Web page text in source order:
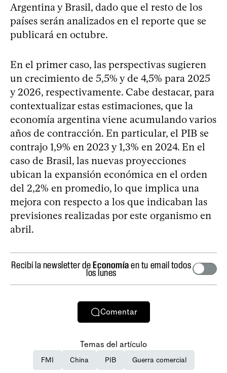
Argentina y Brasil, dado que el resto de los
países serán analizados en el reporte que se
publicará en octubre.
En el primer caso, las perspectivas sugieren
un crecimiento de 5,5% y de 4,5% para 2025
y 2026, respectivamente. Cabe destacar, para
contextualizar estas estimaciones, que la
economía argentina viene acumulando varios
años de contracción. En particular, el PIB se
contrajo 1,9% en 2023 y 1,3% en 2024. En el
caso de Brasil, las nuevas proyecciones
ubican la expansión económica en el orden
del 2,2% en promedio, lo que implica una
mejora con respecto a los que indicaban las
previsiones realizadas por este organismo en
abril.
Recibí la newsletter deEconomíaen tu email todos
los lunes
Comentar
Temas del artículo
FMI China PIB Guerra comercial